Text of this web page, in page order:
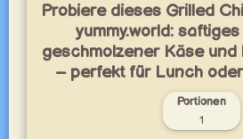
Probiere dieses Grilled
yummy.world:
geschmolzener Käse
– perfekt für Lunch
Portionen
1